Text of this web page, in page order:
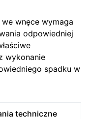
wnęce wymaga
odpowiedniej
wykonanie
spadku w
techniczne